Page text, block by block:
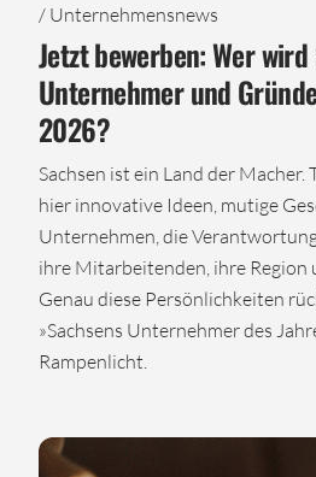
/ Unternehmensnews
Jetzt bewerben: Wer wird
Unternehmer und
2026?
Sachsen ist ein Land der Macher.
hier innovative Ideen, mutige
Unternehmen, die
ihre Mitarbeitenden, ihre Region
Genau diese Persönlichkeiten
»Sachsens Unternehmer des
Rampenlicht.